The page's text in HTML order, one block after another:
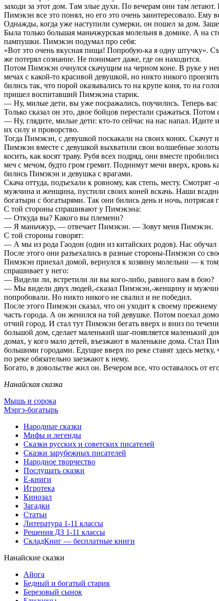
заходи за этот дом. Там злые духи. По вечерам они там
Пимэкэн все это понял, но его это очень заинтересовало. Ему
Однажды, когда уже наступили сумерки, он пошел за дом.
Была только большая маньчжурская молельня в домике. А на
пампушки. Пимэкэн подумал про себя:
«Вот это очень вкусная пища! Попробую-ка я одну штучку».
же потерял сознание. Не понимает даже, где он находится.
Потом Пимэкэн очнулся скачущим на черном коне. В руке у
мечах с какой-то красивой девушкой, но никто никого
бились так, что порой оказывались то на крупе коня, то на
пришел воспитавший Пимэкэна старик.
— Ну, милые дети, вы уже посражались, поучились. Теперь вас
Только сказал он это, двое бойцов перестали сражаться. Потом
— Ну, глядите, милые дети: кто-то сейчас на нас напал. Идите
их силу и проворство.
Тогда Пимэкэн, с девушкой поскакали на своих конях. Скачут
Пимэкэн вместе с девушкой выхватили свои волшебные
косить, как косят траву. Рубя всех подряд, они вместе
меч с мечом, будто гром гремит. Поднимут мечи вверх, кровь
бились Пимэкэн и девушка с врагами.
Скача оттуда, подъехали к ровному, как степь, месту. Смотрят
мужчина и женщина, пустили своих коней вскачь. Наши
богатыри с богатырями. Так они бились день и ночь, потрясая
С той стороны спрашивают у Пимэкэна:
— Откуда вы? Какого вы племени?
— Я маньчжур, — отвечает Пимэкэн. — Зовут меня Пимэкэн.
С той стороны говорят:
— А мы из рода Гаодон (один из китайских родов). Нас обучал
После этого они разъехались в разные стороны-Пимэкэн со
Пимэкэн приехал домой, вернулся к хозяину молельни — к
спрашивает у него:
— Видели ли, встретили ли вы кого-либо, равного вам в бою?
— Мы видели двух людей,-сказал Пимэкэн,-женщину и
попробовали. Но никто никого не свалил и не победил.
После этого Пимэкэн сказал, что он уходит к своему
часть города. А он женился на той девушке. Потом поехал
отчий город. И стал тут Пимэкэн бегать вверх и вниз по
большой дом, сделает маленький шаг-появляется маленький
домах, у кого мало детей, въезжают в маленькие дома. Стал
большими городами. Едущие вверх по реке ставят здесь
по реке обязательно заезжают к нему.
Богато, в довольстве жил он. Вечером все, что оставалось от
Нанайская сказка
Мышь и сорока
Мэргэ-богатырь
Народные сказки
Мифы и легенды
Сказки русских и советских писателей
Сказки зарубежных писателей
Народное творчество
Послушать сказки
Е-книги
Игротека
Кинозал
Загадки
Статьи
Литература 1-11 классы
Решения ДЗ 1-11 классы
СкладКниг — бесплатные книги
Нанайские сказки
Айога
Бедный и богатый старик
Березовый сынок